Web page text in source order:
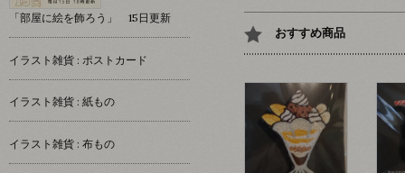
おすすめ商品
「部屋に絵を飾ろう」 15日更新
イラスト雑貨 : ポストカード
イラスト雑貨 : 紙もの
イラスト雑貨 : 布もの